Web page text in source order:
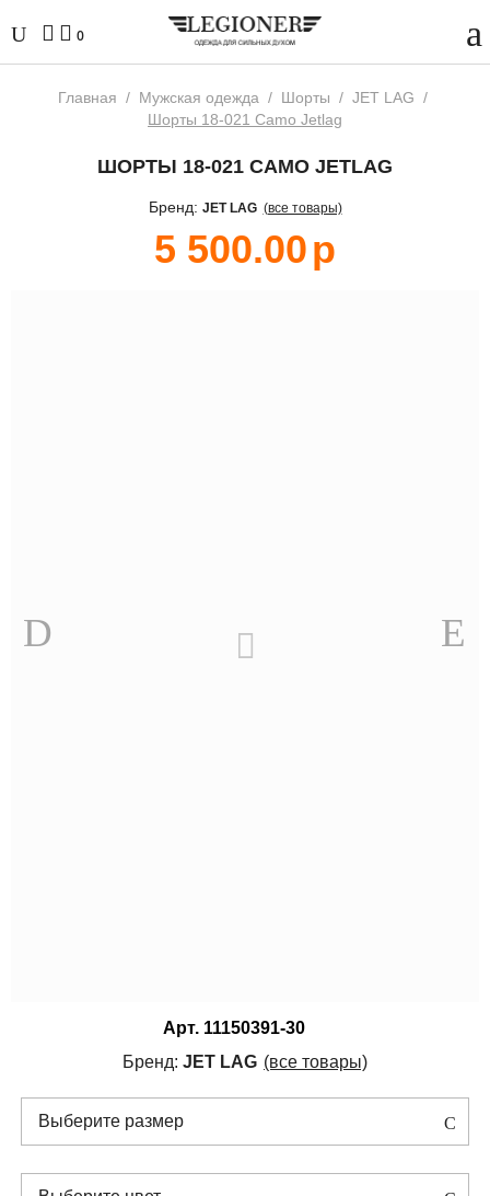
0
Главная / Мужская одежда / Шорты / JET LAG /
Шорты 18-021 Camo Jetlag
ШОРТЫ 18-021 CAMO JETLAG
Бренд: JET LAG (все товары)
5 500.00р
Арт. 11150391-30
Бренд: JET LAG (все товары)
Выберите размер